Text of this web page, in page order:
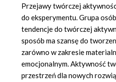
Przejawy twórczej
do eksperymentu. Grupa
tendencje do twórczej
sposób ma szansę do
zarówno w zakresie
emocjonalnym. Aktywność
przestrzeń dla nowych